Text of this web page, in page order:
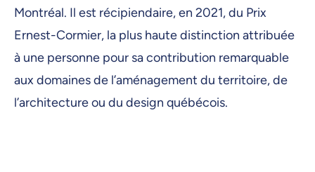
Montréal. Il est récipiendaire, en 2021, du Prix
Ernest-Cormier, la plus haute distinction attribuée
à une personne pour sa contribution remarquable
aux domaines de l’aménagement du territoire, de
l’architecture ou du design québécois.